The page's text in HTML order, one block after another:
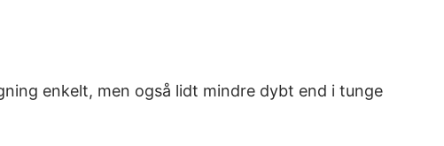
enkelt, men også lidt mindre dybt end i tunge